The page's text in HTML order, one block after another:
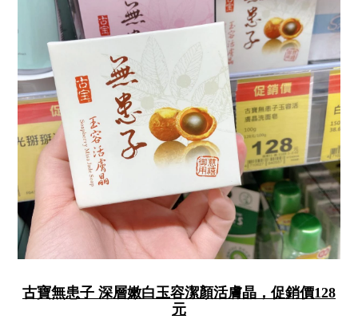
古寶無患子 深層嫩白玉容潔顏活膚晶，促銷價128
元